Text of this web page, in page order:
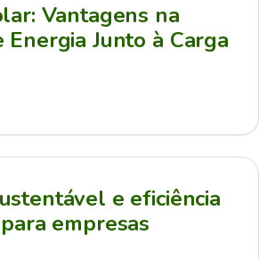
Vantagens na
Energia Junto à Carga
e eficiência
empresas